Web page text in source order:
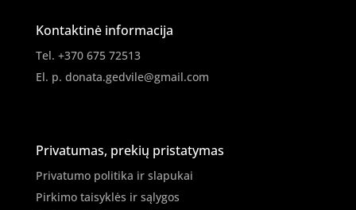
Kontaktinė informacija
Tel. +370 675 72513
El. p. donata.gedvile@gmail.com
Privatumas, prekių pristatymas
Privatumo politika ir slapukai
Pirkimo taisyklės ir sąlygos